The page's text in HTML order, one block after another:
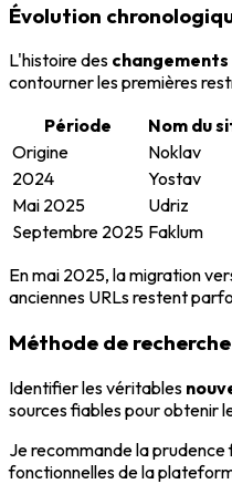
Évolution
L'histoire des
contourner les premières
Période
Nom du
Origine
Noklav
2024
Yostav
Mai 2025
Udriz
Septembre 2025 Faklum
En mai 2025, la migration
anciennes URLs restent
Méthode de
Identifier les véritables
sources fiables pour obtenir
Je recommande la prudence
fonctionnelles de la